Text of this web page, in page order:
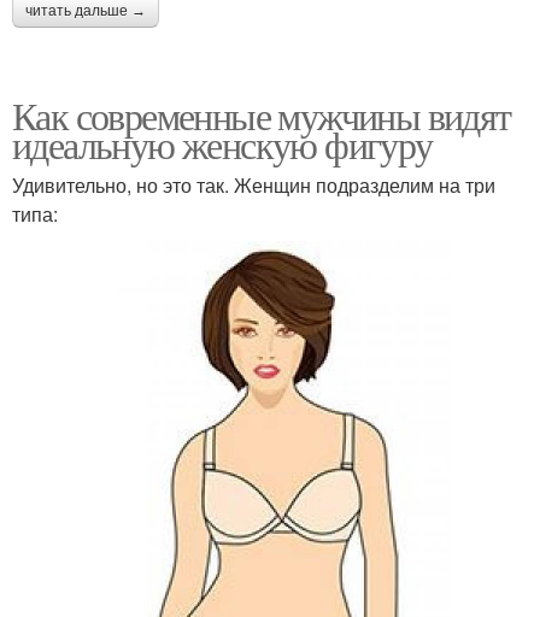
читать дальше →
Как современные мужчины видят
идеальную женскую фигуру
Удивительно, но это так. Женщин подразделим на три
типа: